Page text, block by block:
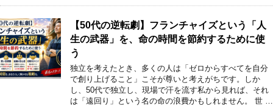
【50代の逆転劇】フランチャイズという「人
生の武器」を、命の時間を節約するために使
う
独立を考えたとき、多くの人は「ゼロからすべてを自分
で創り上げること」こそが尊いと考えがちです。しか
し、50代で独立し、現場で汗を流す私から見れば、それ
は「遠回り」という名の命の浪費かもしれません。 世 …